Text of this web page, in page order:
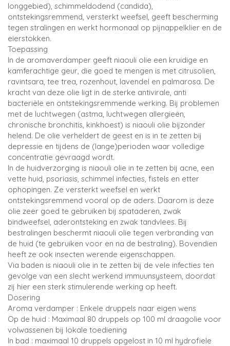
longgebied), schimmeldodend (candida),
ontstekingsremmend, versterkt weefsel, geeft bescherming
tegen stralingen en werkt hormonaal op pijnappelklier en de
eierstokken.
Toepassing
In de aromaverdamper geeft niaouli olie een kruidige en
kamferachtige geur, die goed te mengen is met citrusolien,
ravintsara, tee trea, rozenhout, lavendel en palmarosa. De
kracht van deze olie ligt in de sterke antivirale, anti
bacteriële en ontstekingsremmende werking. Bij problemen
met de luchtwegen (astma, luchtwegen allergieën,
chronische bronchitis, kinkhoest) is niaouli olie bijzonder
helend. De olie verheldert de geest en is in te zetten bij
depressie en tijdens de (lange)perioden waar volledige
concentratie gevraagd wordt.
In de huidverzorging is niaouli olie in te zetten bij acne, een
vette huid, psoriasis, schimmel infecties, fistels en etter
ophopingen. Ze versterkt weefsel en werkt
ontstekingsremmend vooral op de aders. Daarom is deze
olie zeer goed te gebruiken bij spataderen, zwak
bindweefsel, aderontsteking en zwak tandvlees. Bij
bestralingen beschermt niaouli olie tegen verbranding van
de huid (te gebruiken voor en na de bestraling). Bovendien
heeft ze ook insecten werende eigenschappen.
Via baden is niaouli olie in te zetten bij de vele infecties ten
gevolge van een slecht werkend immuunsysteem, doordat
zij hier een sterk stimulerende werking op heeft.
Dosering
Aroma verdamper : Enkele druppels naar eigen wens
Op de huid : Maximaal 80 druppels op 100 ml draagolie voor
volwassenen bij lokale toediening
In bad : maximaal 10 druppels opgelost in 10 ml hydrofiele